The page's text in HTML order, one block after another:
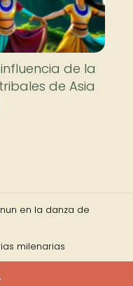
de la
de Asia
en la danza de
milenarias